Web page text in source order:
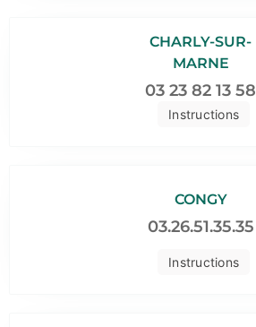
Instructions
CHARLY-SUR-
MARNE
03 23 82 13 58
Instructions
CONGY
03.26.51.35.35